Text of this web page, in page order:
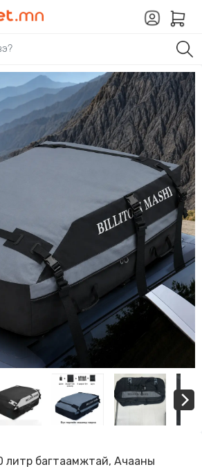
литр багтаамжтай, Ачааны